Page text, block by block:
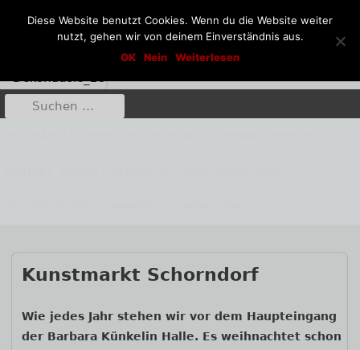
Inhalt
Dekohäusle_25
Kunst aus Stahl und Stein
Primäres
Suche
nach:
Kunstmarkt Schorndorf
Wie jedes Jahr stehen wir vor dem Haupteingang
der Barbara Künkelin Halle. Es weihnachtet schon
Beitrags-
Diese Website benutzt Cookies. Wenn du die Website weiter
nutzt, gehen wir von deinem Einverständnis aus.
OK
Nein Weiterlesen